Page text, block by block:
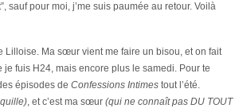
sauf pour moi, j’me suis paumée au retour. Voilà
Lilloise. Ma sœur vient me faire un bisou, et on fait
je fuis H24, mais encore plus le samedi. Pour te
épisodes de Confessions Intimes tout l’été.
, et c’est ma sœur (qui ne connaît pas DU TOUT